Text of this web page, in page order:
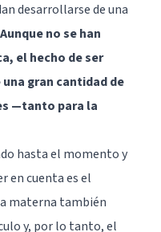
desarrollarse de una
Aunque no se han
el hecho de ser
gran cantidad de
—tanto para la
hasta el momento y
en cuenta es el
materna también
y, por lo tanto, el